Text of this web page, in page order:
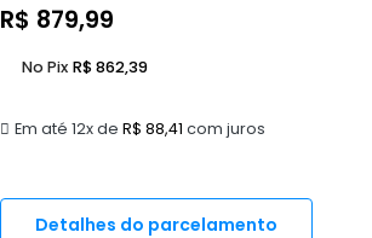
R$ 879,99
Em até 12x de R$ 88,41 com juros
No Pix R$862,39
Detalhes do parcelamento